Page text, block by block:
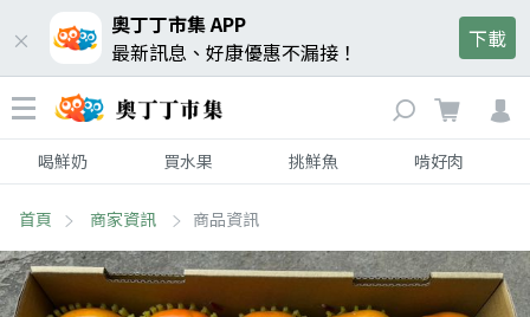
奧丁丁市集 APP
最新訊息、好康優惠不漏接！
下載
喝鮮奶 買水果 挑鮮魚 啃好肉
首頁 商家資訊 商品資訊